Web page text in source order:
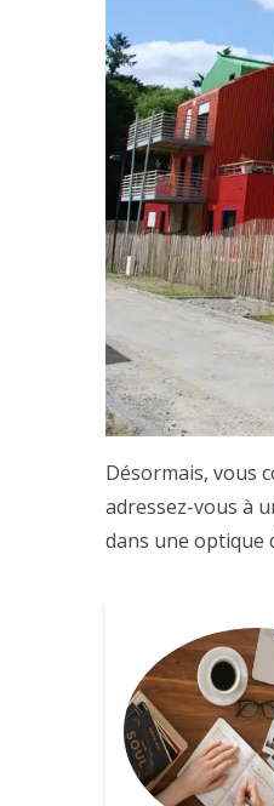
Désormais, vous
adressez-vous à
dans une optique